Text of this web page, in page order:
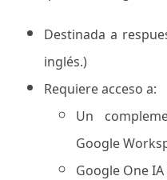
Destinada a
inglés.)
Requiere acceso a:
Un
Google
Google One